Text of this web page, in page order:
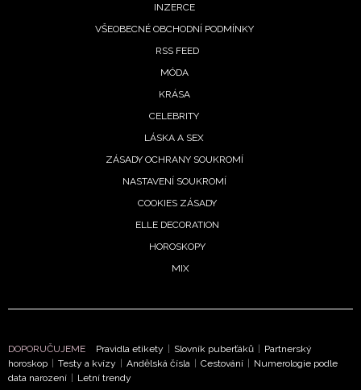
INZERCE
VŠEOBECNÉ OBCHODNÍ PODMÍNKY
RSS FEED
MÓDA
KRÁSA
CELEBRITY
LÁSKA A SEX
ZÁSADY OCHRANY SOUKROMÍ
NASTAVENÍ SOUKROMÍ
COOKIES ZÁSADY
ELLE DECORATION
HOROSKOPY
MIX
DOPORUČUJEME Pravidla etikety | Slovník puberťáků | Partnerský
horoskop | Testy a kvízy | Andělská čísla | Cestování | Numerologie podle
data narození | Letní trendy